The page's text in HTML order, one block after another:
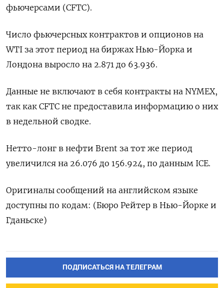
фьючерсами (CFTC).
Число фьючерсных контрактов и опционов на
WTI за этот период на биржах Нью-Йорка и
Лондона выросло на 2.871 до 63.936.
Данные не включают в себя контракты на NYMEX,
так как CFTC не предоставила информацию о них
в недельной сводке.
Нетто-лонг в нефти Brent за тот же период
увеличился на 26.076 до 156.924, по данным ICE.
Оригиналы сообщений на английском языке
доступны по кодам: (Бюро Рейтер в Нью-Йорке и
Гданьске)
ПОДПИСАТЬСЯ НА ТЕЛЕГРАМ